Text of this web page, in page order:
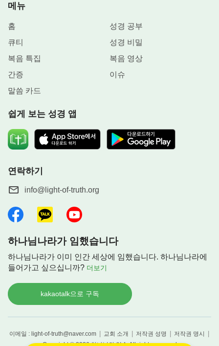
메뉴
홈
성경 공부
큐티
성경 비밀
복음 특집
복음 영상
간증
이슈
말씀 카드
쉽게 보는 성경 앱
연락하기
info@light-of-truth.org
하나님나라가 임했습니다
하나님나라가 이미 인간 세상에 임했습니다. 하나님나라에
들어가고 싶으십니까? 더보기
kakaotalk으로 구독
이메일 : light-of-truth@naver.com 교회 소개 저작권 성명 저작권 명시
Copyright © 2026하나님의 약속All rights reserved